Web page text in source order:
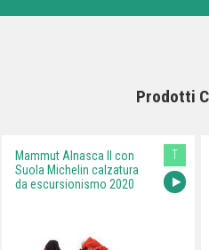
Prodotti
Mammut Alnasca II con
Suola Michelin calzatura
da escursionismo 2020
T